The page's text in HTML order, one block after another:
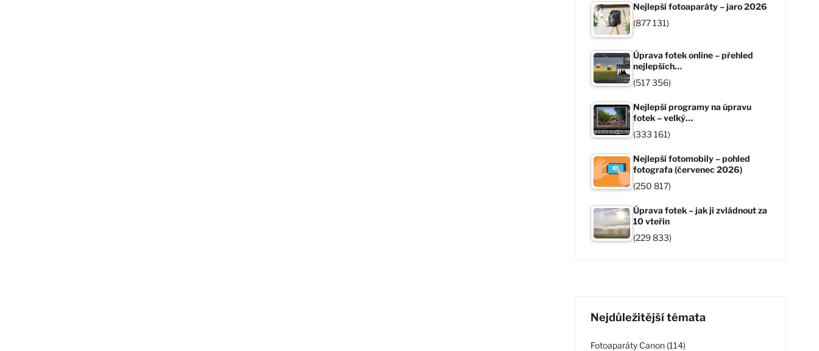
Nejlepší fotoaparáty – jaro 2026
(877 131)
Úprava fotek online – přehled
nejlepších…
(517 356)
Nejlepší programy na úpravu
fotek – velký…
(333 161)
Nejlepší fotomobily – pohled
fotografa (červenec 2026)
(250 817)
Úprava fotek – jak ji zvládnout za
10 vteřin
(229 833)
Nejdůležitější témata
Fotoaparáty Canon (114)